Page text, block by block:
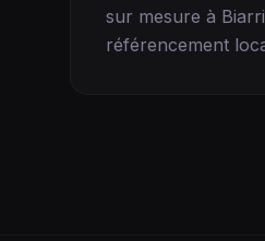
sur mesure à
référencement